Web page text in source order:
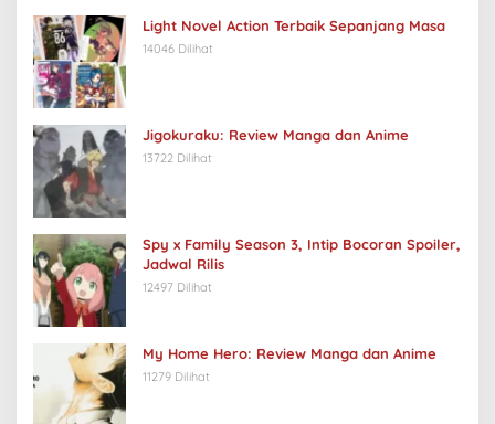
Light Novel Action Terbaik Sepanjang Masa
14046 Dilihat
Jigokuraku: Review Manga dan Anime
13722 Dilihat
Spy x Family Season 3, Intip Bocoran Spoiler,
Jadwal Rilis
12497 Dilihat
My Home Hero: Review Manga dan Anime
11279 Dilihat